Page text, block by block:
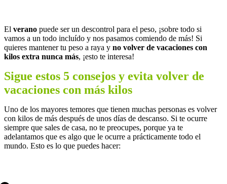
El verano puede ser un descontrol para el peso, ¡sobre todo si
vamos a un todo incluído y nos pasamos comiendo de más! Si
quieres mantener tu peso a raya y no volver de vacaciones con
kilos extra nunca más, ¡esto te interesa!
Sigue estos 5 consejos y evita volver de
vacaciones con más kilos
Uno de los mayores temores que tienen muchas personas es volver
con kilos de más después de unos días de descanso. Si te ocurre
siempre que sales de casa, no te preocupes, porque ya te
adelantamos que es algo que le ocurre a prácticamente todo el
mundo. Esto es lo que puedes hacer: